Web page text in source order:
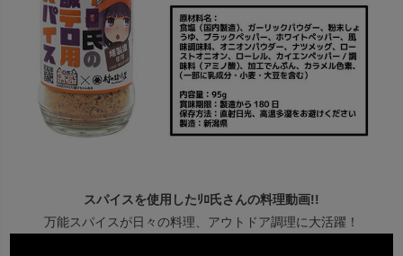
スパイスを使用したﾘﾛ氏さんの料理動画!!
万能スパイスが日々の料理、アウトドア調理に大活躍！